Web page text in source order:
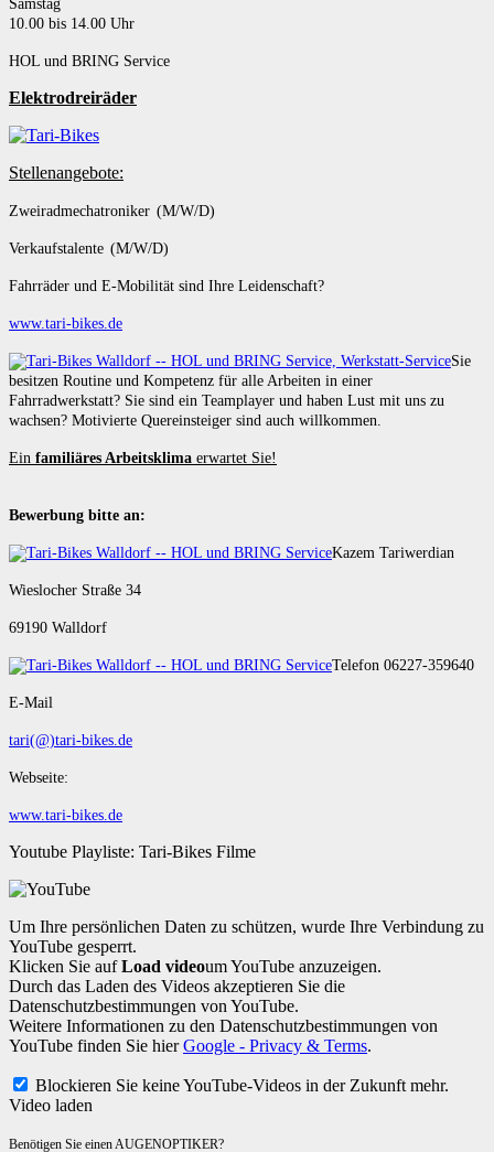
Samstag
10.00 bis 14.00 Uhr
HOL und BRING Service
Elektrodreiräder
Stellenangebote:
Zweiradmechatroniker (M/W/D)
Verkaufstalente (M/W/D)
Fahrräder und E-Mobilität sind Ihre Leidenschaft?
www.tari-bikes.de
Sie
besitzen Routine und Kompetenz für alle Arbeiten in einer
Fahrradwerkstatt? Sie sind ein Teamplayer und haben Lust mit uns zu
wachsen? Motivierte Quereinsteiger sind auch willkommen.
Ein familiäres Arbeitsklima erwartet Sie!
Bewerbung bitte an:
Kazem Tariwerdian
Wieslocher Straße 34
69190 Walldorf
Telefon 06227-359640
E-Mail
tari(@)tari-bikes.de
Webseite:
www.tari-bikes.de
Youtube Playliste: Tari-Bikes Filme
Um Ihre persönlichen Daten zu schützen, wurde Ihre Verbindung zu
YouTube gesperrt.
Klicken Sie aufLoad videoum YouTube anzuzeigen.
Durch das Laden des Videos akzeptieren Sie die
Datenschutzbestimmungen von YouTube.
Weitere Informationen zu den Datenschutzbestimmungen von
YouTube finden Sie hierGoogle - Privacy & Terms.
Blockieren Sie keine YouTube-Videos in der Zukunft mehr.
Video laden
Benötigen Sie einen AUGENOPTIKER?